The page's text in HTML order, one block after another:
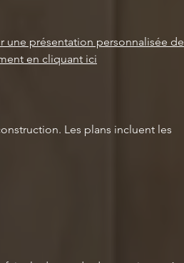
une présentation personnalisée de
en cliquant ici
Les plans incluent les